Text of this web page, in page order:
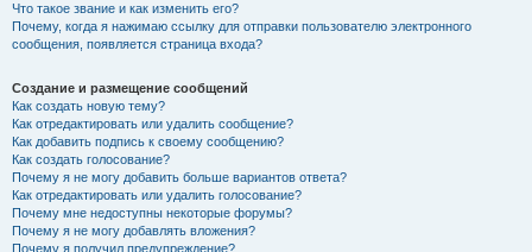
Что такое звание и как изменить его?
Почему, когда я нажимаю ссылку для отправки пользователю электронного
сообщения, появляется страница входа?
Создание и размещение сообщений
Как создать новую тему?
Как отредактировать или удалить сообщение?
Как добавить подпись к своему сообщению?
Как создать голосование?
Почему я не могу добавить больше вариантов ответа?
Как отредактировать или удалить голосование?
Почему мне недоступны некоторые форумы?
Почему я не могу добавлять вложения?
Почему я получил предупреждение?